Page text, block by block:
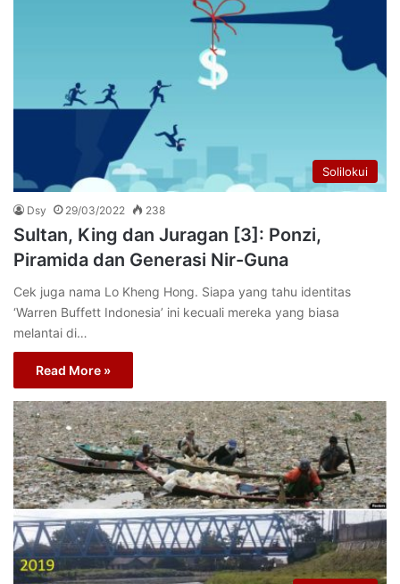
Solilokui
Dsy 29/03/2022 238
Sultan, King dan Juragan [3]: Ponzi,
Piramida dan Generasi Nir-Guna
Cek juga nama Lo Kheng Hong. Siapa yang tahu identitas
‘Warren Buffett Indonesia’ ini kecuali mereka yang biasa
melantai di…
Read More »